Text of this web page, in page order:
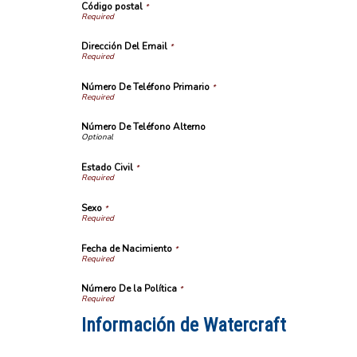
Código postal *
Dirección Del Email *
Número De Teléfono Primario *
Número De Teléfono Alterno
Estado Civil *
Sexo *
Fecha de Nacimiento *
Número De la Política *
Información de Watercraft